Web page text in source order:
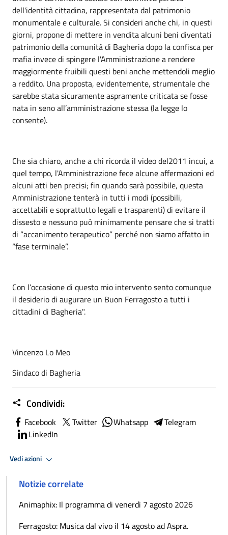
dell'identità cittadina, rappresentata dal patrimonio
monumentale e culturale. Si consideri anche chi, in questi
giorni, propone di mettere in vendita alcuni beni diventati
patrimonio della comunità di Bagheria dopo la confisca per
mafia invece di spingere l'Amministrazione a rendere
maggiormente fruibili questi beni anche mettendoli meglio
a reddito. Una proposta, evidentemente, strumentale che
sarebbe stata sicuramente aspramente criticata se fosse
nata in seno all’amministrazione stessa (la legge lo
consente).
Che sia chiaro, anche a chi ricorda il video del2011 incui, a
quel tempo, l'Amministrazione fece alcune affermazioni ed
alcuni atti ben precisi; fin quando sarà possibile, questa
Amministrazione tenterà in tutti i modi (possibili,
accettabili e soprattutto legali e trasparenti) di evitare il
dissesto e nessuno può minimamente pensare che si tratti
di “accanimento terapeutico” perché non siamo affatto in
“fase terminale”.
Con l’occasione di questo mio intervento sento comunque
il desiderio di augurare un Buon Ferragosto a tutti i
cittadini di Bagheria".
Vincenzo Lo Meo
Sindaco di Bagheria
Condividi:
Facebook Twitter Whatsapp
Telegram
LinkedIn
Vedi azioni
Notizie correlate
Animaphix: Il programma di venerdì 7 agosto 2026
Ferragosto: Musica dal vivo il 14 agosto ad Aspra.